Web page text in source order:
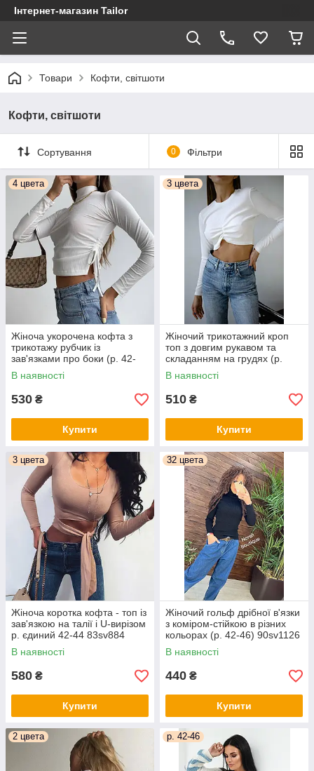
Інтернет-магазин Tailor
Товари Кофти, світшоти
Кофти, світшоти
Сортування 0 Фільтри
4 цвета
Жіноча укорочена кофта з
трикотажу рубчик із
зав'язками про боки (р. 42-
44) 68sv1409
В наявності
530 ₴
Купити
3 цвета
Жіночий трикотажний кроп
топ з довгим рукавом та
складанням на грудях (р.
S,M) 83sv1410
В наявності
510 ₴
Купити
3 цвета
Жіноча коротка кофта - топ із
зав'язкою на талії і U-вирізом
р. єдиний 42-44 83sv884
В наявності
580 ₴
Купити
32 цвета
Жіночий гольф дрібної в'язки
з коміром-стійкою в різних
кольорах (р. 42-46) 90sv1126
В наявності
440 ₴
Купити
2 цвета р. 42-46